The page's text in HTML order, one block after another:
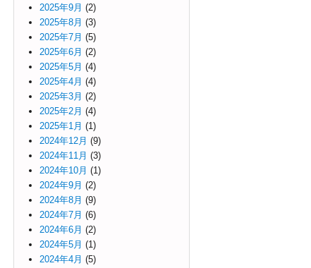
2025年9月 (2)
2025年8月 (3)
2025年7月 (5)
2025年6月 (2)
2025年5月 (4)
2025年4月 (4)
2025年3月 (2)
2025年2月 (4)
2025年1月 (1)
2024年12月 (9)
2024年11月 (3)
2024年10月 (1)
2024年9月 (2)
2024年8月 (9)
2024年7月 (6)
2024年6月 (2)
2024年5月 (1)
2024年4月 (5)